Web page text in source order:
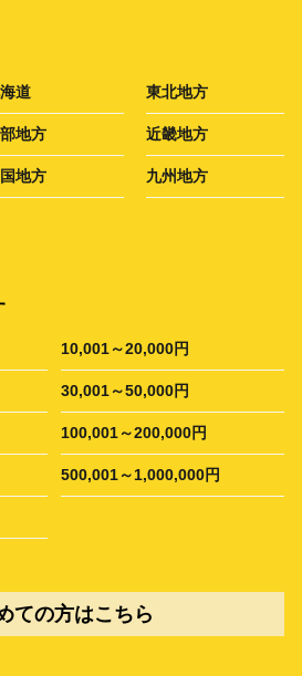
道 東北地方
地方 近畿地方
地方 九州地方
10,001～20,000円
30,001～50,000円
100,001～200,000円
500,001～1,000,000円
ての方はこちら